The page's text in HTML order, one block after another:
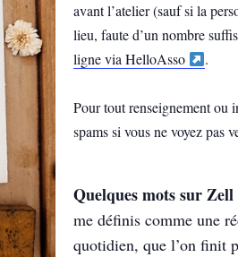
avant l’atelier (sauf si la
lieu, faute d’un nombre
ligne via HelloAsso
.
Pour tout renseignement ou
spams si vous ne voyez pas
Quelques mots sur Zell
me définis comme une
quotidien, que l’on finit